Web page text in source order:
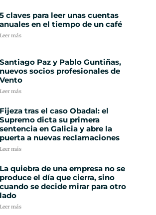
5 claves para leer unas cuentas
anuales en el tiempo de un café
Leer más
Santiago Paz y Pablo Guntiñas,
nuevos socios profesionales de
Vento
Leer más
Fijeza tras el caso Obadal: el
Supremo dicta su primera
sentencia en Galicia y abre la
puerta a nuevas reclamaciones
Leer más
La quiebra de una empresa no se
produce el día que cierra, sino
cuando se decide mirar para otro
lado
Leer más